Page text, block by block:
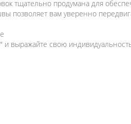
тщательно продумана для
позволяет вам уверенно
и выражайте свою